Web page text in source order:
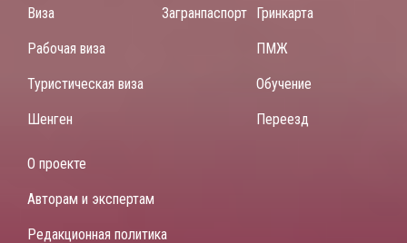
Виза
Рабочая виза
Туристическая виза
Шенген
Загранпаспорт Гринкарта
ПМЖ
Обучение
Переезд
О проекте
Авторам и экспертам
Редакционная политика